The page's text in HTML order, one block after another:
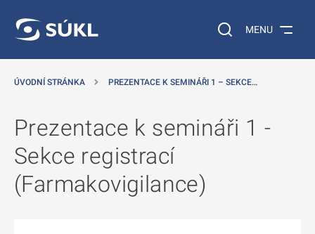
Vyhledávání na
MENU
ÚVODNÍ STRÁNKA PREZENTACE K SEMINÁŘI 1 – SEKCE…
Prezentace k semináři 1 -
Sekce registrací
(Farmakovigilance)